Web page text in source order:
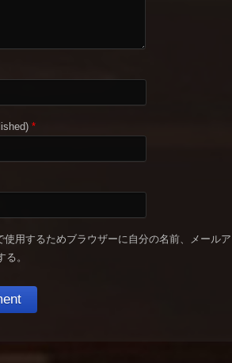
*
使用するためブラウザーに自分の名前、メール
。